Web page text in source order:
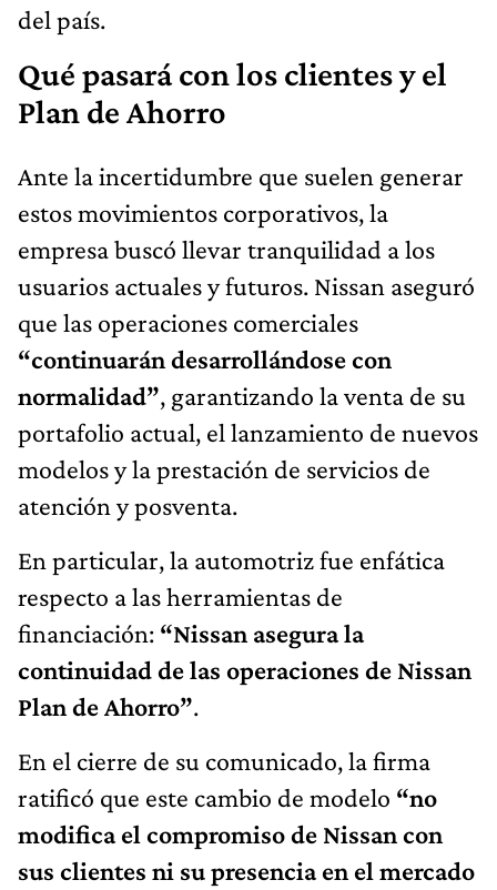
del país.
Qué pasará con los clientes y el
Plan de Ahorro
Ante la incertidumbre que suelen generar
estos movimientos corporativos, la
empresa buscó llevar tranquilidad a los
usuarios actuales y futuros. Nissan aseguró
que las operaciones comerciales
“continuarán desarrollándose con
normalidad”, garantizando la venta de su
portafolio actual, el lanzamiento de nuevos
modelos y la prestación de servicios de
atención y posventa.
En particular, la automotriz fue enfática
respecto a las herramientas de
financiación: “Nissan asegura la
continuidad de las operaciones de Nissan
Plan de Ahorro”.
En el cierre de su comunicado, la firma
ratificó que este cambio de modelo “no
modifica el compromiso de Nissan con
sus clientes ni su presencia en el mercado